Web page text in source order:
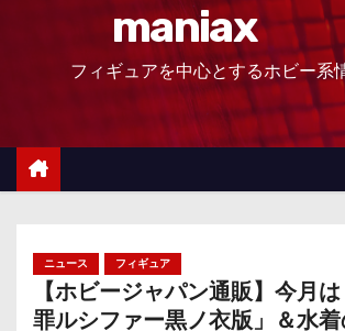
maniax
フィギュアを中心とするホビー系
ニュース フィギュア
【ホビージャパン通販】今月
罪ルシファー黒ノ衣版」＆水